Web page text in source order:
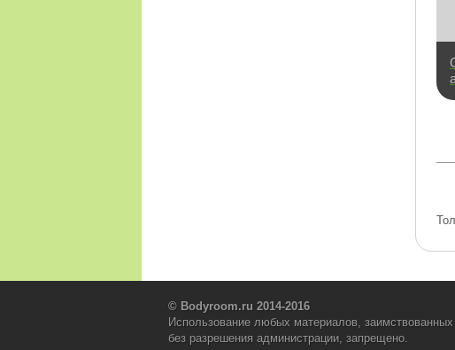
© Bodyroom.ru 2014-2016
Использование любых материалов,
без разрешения администрации, запрещено.